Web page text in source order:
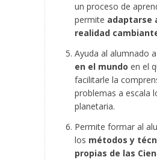
un proceso de
permite adaptarse
realidad
Ayuda al alumnado a
en el mundo en el
facilitarle la
problemas a escala
planetaria.
Permite formar al
los métodos y
propias de las